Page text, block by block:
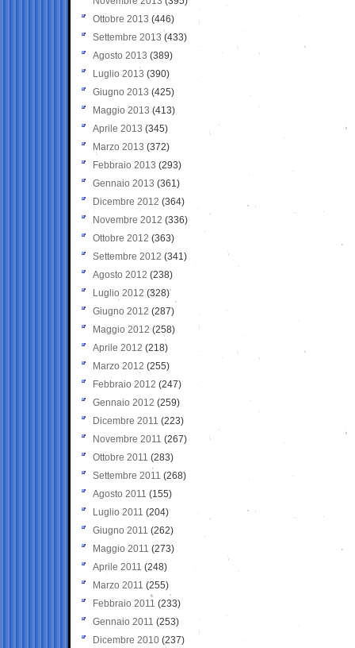
Ottobre 2013 (446)
Settembre 2013 (433)
Agosto 2013 (389)
Luglio 2013 (390)
Giugno 2013 (425)
Maggio 2013 (413)
Aprile 2013 (345)
Marzo 2013 (372)
Febbraio 2013 (293)
Gennaio 2013 (361)
Dicembre 2012 (364)
Novembre 2012 (336)
Ottobre 2012 (363)
Settembre 2012 (341)
Agosto 2012 (238)
Luglio 2012 (328)
Giugno 2012 (287)
Maggio 2012 (258)
Aprile 2012 (218)
Marzo 2012 (255)
Febbraio 2012 (247)
Gennaio 2012 (259)
Dicembre 2011 (223)
Novembre 2011 (267)
Ottobre 2011 (283)
Settembre 2011 (268)
Agosto 2011 (155)
Luglio 2011 (204)
Giugno 2011 (262)
Maggio 2011 (273)
Aprile 2011 (248)
Marzo 2011 (255)
Febbraio 2011 (233)
Gennaio 2011 (253)
Dicembre 2010 (237)